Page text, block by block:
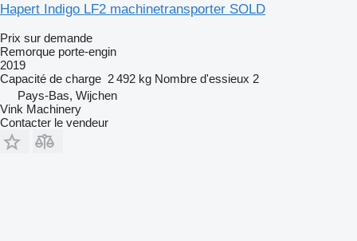
Hapert Indigo LF2 machinetransporter SOLD
Prix sur demande
Remorque porte-engin
2019
Capacité de charge 2 492 kg Nombre d'essieux 2
Pays-Bas, Wijchen
Vink Machinery
Contacter le vendeur